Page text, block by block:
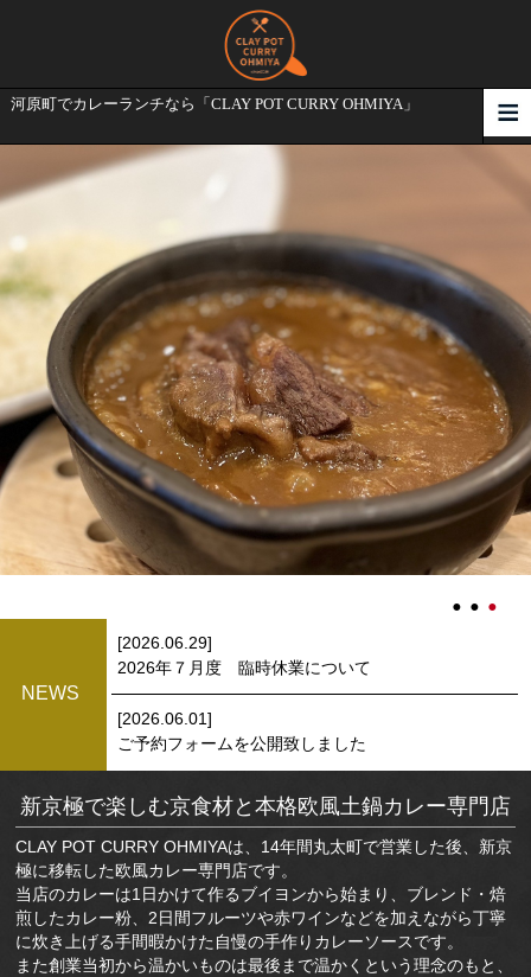
河原町でカレーランチなら「CLAY POT CURRY OHMIYA」
NEWS
[2026.06.29]
2026年７月度 臨時休業について
[2026.06.01]
ご予約フォームを公開致しました
新京極で楽しむ京食材と本格欧風土鍋カレー専門店
CLAY POT CURRY OHMIYAは、14年間丸太町で営業した後、新京
極に移転した欧風カレー専門店です。
当店のカレーは1日かけて作るブイヨンから始まり、ブレンド・焙
煎したカレー粉、2日間フルーツや赤ワインなどを加えながら丁寧
に炊き上げる手間暇かけた自慢の手作りカレーソースです。
また創業当初から温かいものは最後まで温かくという理念のもと、